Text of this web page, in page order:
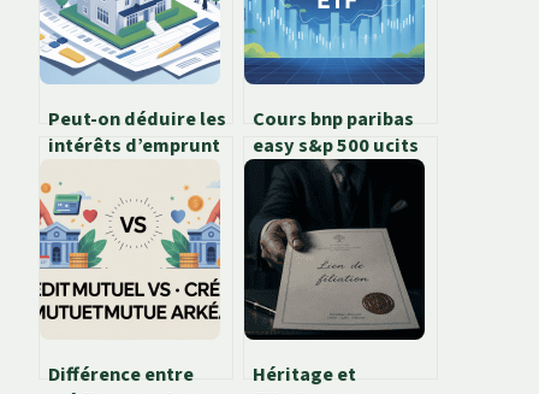
Peut-on déduire les
intérêts d’emprunt
pour une résidence
principale en 2026 ?
Cours bnp paribas
easy s&p 500 ucits
etf : guide complet
pour investir
sereinement
Différence entre
Héritage et